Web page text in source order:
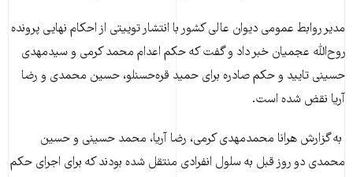
مدیر روابط عمومی دیوان عالی کشور با انتشار توییتی از احکام نهایی پرونده
روح‌الله عجمیان خبر داد و گفت که حکم اعدام محمد کرمی و سیدمهدی
حسینی تایید و حکم صادره برای حمید قره‌حسنلو، حسین محمدی و رضا
آریا نقض شده است.
به گزارش هرانا محمدمهدی کرمی، رضا آریا، محمد حسینی و حسین
محمدی دو روز قبل به سلول انفرادی منتقل شده بودند که برای اجرای حکم